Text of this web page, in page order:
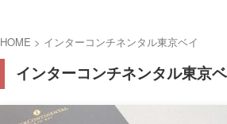
HOME > インターコンチネンタル東京ベイ
インターコンチネンタル東京